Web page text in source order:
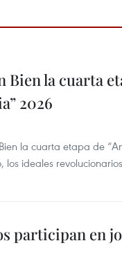
Bien la cuarta
2026
la cuarta etapa de
los ideales
participan en